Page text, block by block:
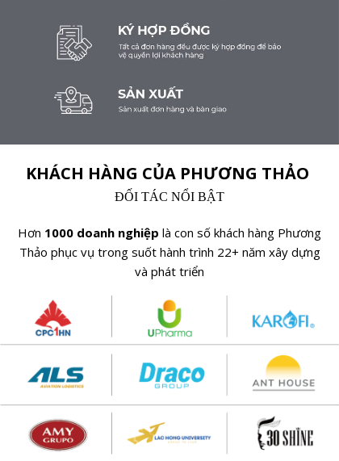
KHÁCH HÀNG CỦA PHƯƠNG THẢO
ĐỐI TÁC NỔI BẬT
Hơn 1000 doanh nghiệp là con số khách hàng Phương
Thảo phục vụ trong suốt hành trình 22+ năm xây dựng
và phát triển